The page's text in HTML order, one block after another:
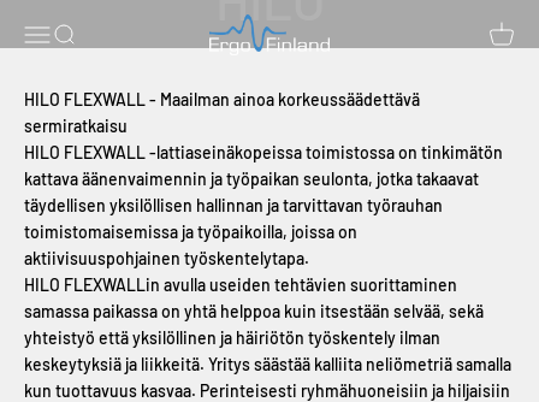
Avaa navigointivalikko
Avaa haku ErgoFinland Avaa
HILO FLEXWALL - Maailman ainoa korkeussäädettävä
sermiratkaisu
HILO FLEXWALL -lattiaseinäkopeissa toimistossa on tinkimätön
kattava äänenvaimennin ja työpaikan seulonta, jotka takaavat
täydellisen yksilöllisen hallinnan ja tarvittavan työrauhan
toimistomaisemissa ja työpaikoilla, joissa on
aktiivisuuspohjainen työskentelytapa.
HILO FLEXWALLin avulla useiden tehtävien suorittaminen
samassa paikassa on yhtä helppoa kuin itsestään selvää, sekä
yhteistyö että yksilöllinen ja häiriötön työskentely ilman
keskeytyksiä ja liikkeitä. Yritys säästää kalliita neliömetriä samalla
kun tuottavuus kasvaa. Perinteisesti ryhmähuoneisiin ja hiljaisiin